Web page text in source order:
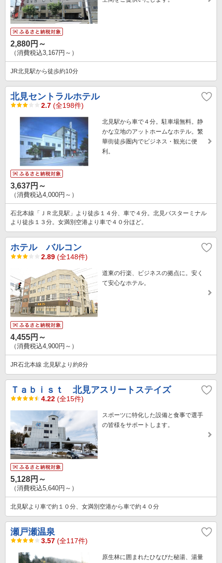
2,880円～
（消費税込3,167円～）
JR北見駅から徒歩約10分
北見セントラルホテル
2.7 (全198件)
北見駅から車で４分。駐車場無料。静
かな立地のアットホームなホテル。繁
華街徒歩圏内でビジネス・観光に便
利。
3,637円～
（消費税込4,000円～）
石北本線「ＪＲ北見駅」より徒歩１４分、車で４分。北見バスターミナル
より徒歩１３分。女満別空港より車で４０分ほど。
ホテル バルコン
2.89 (全148件)
道東の行楽、ビジネスの拠点に。安く
て安心なホテル。
4,455円～
（消費税込4,900円～）
JR石北本線 北見駅より約8分
Ｔａｂｉｓｔ 北見アスリートステイズ
4.22 (全15件)
スポーツに特化した設備と食事で選手
の皆様をサポートします。
5,128円～
（消費税込5,640円～）
北見駅より車で約１０分、女満別空港から車で約４０分
瀬戸瀬温泉
3.57 (全117件)
原生林に囲まれたひなびた秘湯、湯量